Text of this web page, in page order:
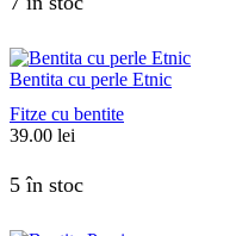
Bentita cu perle Etnic
Fitze cu bentite
39.00 lei
5 în stoc